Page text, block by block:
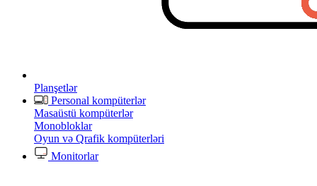
Planşetlər
Personal kompüterlər
Masaüstü kompüterlər
Monobloklar
Oyun və Qrafik kompüterləri
Monitorlar